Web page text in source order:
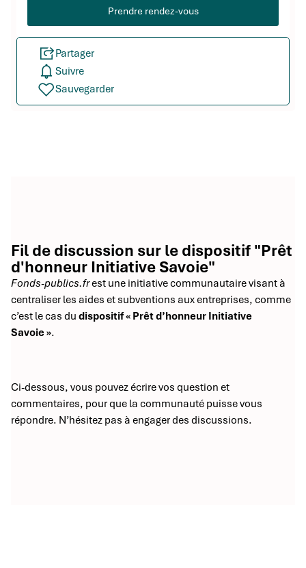
Prendre rendez-vous
Partager
Suivre
Sauvegarder
Fil de discussion sur le dispositif "Prêt
d'honneur Initiative Savoie"
Fonds-publics.frest une initiative communautaire visant à
centraliser les aides et subventions aux entreprises, comme
c’est le cas du dispositif « Prêt d’honneur Initiative
Savoie ».
Ci-dessous, vous pouvez écrire vos question et
commentaires, pour que la communauté puisse vous
répondre. N’hésitez pas à engager des discussions.